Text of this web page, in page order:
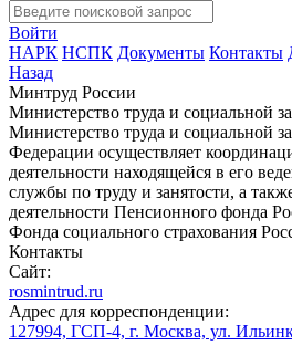
Войти
НАРК НСПК Документы Контакты
Назад
Минтруд России
Министерство труда и социальной
Министерство труда и социальной
Федерации осуществляет
деятельности находящейся в его
службы по труду и занятости, а
деятельности Пенсионного фонда
Фонда социального страхования
Контакты
Сайт:
rosmintrud.ru
Адрес для корреспонденции:
127994, ГСП-4, г. Москва, ул.